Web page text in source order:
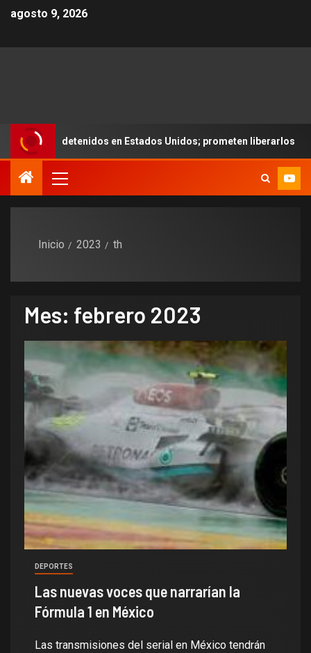
agosto 9, 2026
en Estados Unidos; prometen liberarlos ¿Se
Inicio 2023 th
Mes: febrero 2023
DEPORTES
Las nuevas voces que narrarían la
Fórmula 1 en México
Las transmisiones del serial en México tendrán